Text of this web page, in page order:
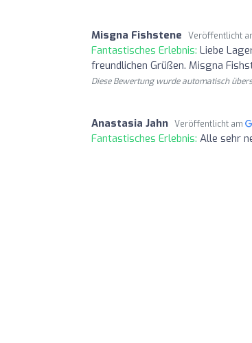
Misgna Fishstene Veröffentlicht
Fantastisches Erlebnis: Liebe
freundlichen Grüßen. Misgna
Diese Bewertung wurde automatisch
Anastasia Jahn Veröffentlicht am
Fantastisches Erlebnis: Alle sehr